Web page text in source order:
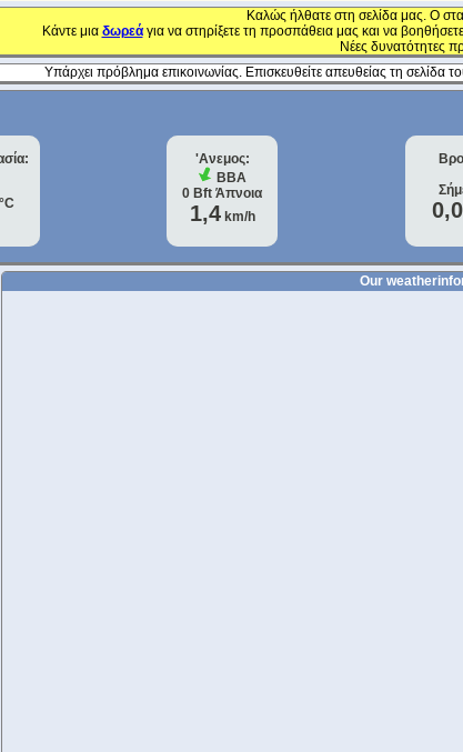
Καλώς ήλθατε στη σελίδα μας. Ο
Κάντε μια δωρεάγια να στηρίξετε τη προσπάθεια μας και να
Νέες δυνατότητες
Υπάρχει πρόβλημα επικοινωνίας. Επισκευθείτε απευθείας τη σελίδα
'Ανεμος:
ΒΒΑ
0 Bft Άπνοια
1,4km/h 0,0
Our